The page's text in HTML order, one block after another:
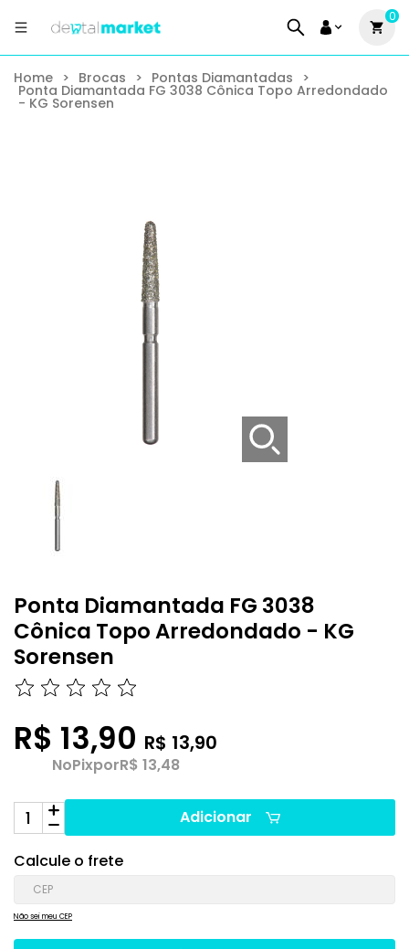
0
Home > Brocas > Pontas Diamantadas >
Ponta Diamantada FG 3038 Cônica Topo Arredondado
- KG Sorensen
Ponta Diamantada FG 3038
Cônica Topo Arredondado - KG
Sorensen
R$ 13,90 R$ 13,90
NoPixporR$ 13,48
Adicionar
Calcule o frete
Não sei meu CEP